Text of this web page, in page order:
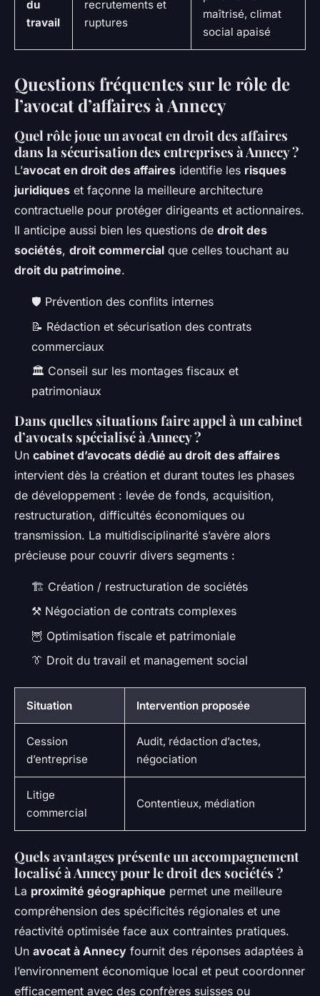
du
travail
recrutements et
ruptures
maîtrisé, climat
social apaisé
Questions fréquentes sur le rôle de
l’avocat d’affaires à Annecy
Quel rôle joue un avocat en droit des affaires
dans la sécurisation des entreprises à Annecy ?
L’avocat en droit des affaires identifie les risques
juridiques et façonne la meilleure architecture
contractuelle pour protéger dirigeants et actionnaires.
Il anticipe aussi bien les questions de droit des
sociétés, droit commercial que celles touchant au
droit du patrimoine.
🛡️ Prévention des conflits internes
📝 Rédaction et sécurisation des contrats
commerciaux
🏛️ Conseil sur les montages fiscaux et
patrimoniaux
Dans quelles situations faire appel à un cabinet
d’avocats spécialisé à Annecy ?
Un cabinet d’avocats dédié au droit des affaires
intervient dès la création et durant toutes les phases
de développement : levée de fonds, acquisition,
restructuration, difficultés économiques ou
transmission. La multidisciplinarité s’avère alors
précieuse pour couvrir divers segments :
🏗️ Création / restructuration de sociétés
⚒️ Négociation de contrats complexes
🦉 Optimisation fiscale et patrimoniale
👔 Droit du travail et management social
Situation Intervention proposée
Cession
d’entreprise
Audit, rédaction d’actes,
négociation
Litige
commercial
Contentieux, médiation
Quels avantages présente un accompagnement
localisé à Annecy pour le droit des sociétés ?
La proximité géographique permet une meilleure
compréhension des spécificités régionales et une
réactivité optimisée face aux contraintes pratiques.
Un avocat à Annecy fournit des réponses adaptées à
l’environnement économique local et peut coordonner
efficacement avec des confrères suisses ou